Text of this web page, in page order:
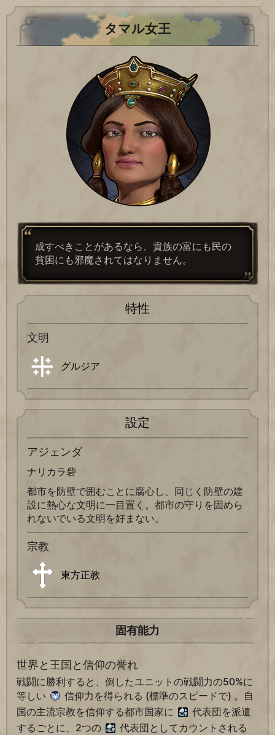
タマル女王
成すべきことがあるなら、貴族の富にも民の
貧困にも邪魔されてはなりません。
特性
文明
グルジア
設定
アジェンダ
ナリカラ砦
都市を防壁で囲むことに腐心し、同じく防壁の建
設に熱心な文明に一目置く。都市の守りを固めら
れないでいる文明を好まない。
宗教
東方正教
固有能力
世界と王国と信仰の誉れ
戦闘に勝利すると、倒したユニットの戦闘力の50%に
等しい
信仰力を得られる (標準のスピードで) 。自
国の主流宗教を信仰する都市国家に
代表団を派遣
するごとに、2つの
代表団としてカウントされる